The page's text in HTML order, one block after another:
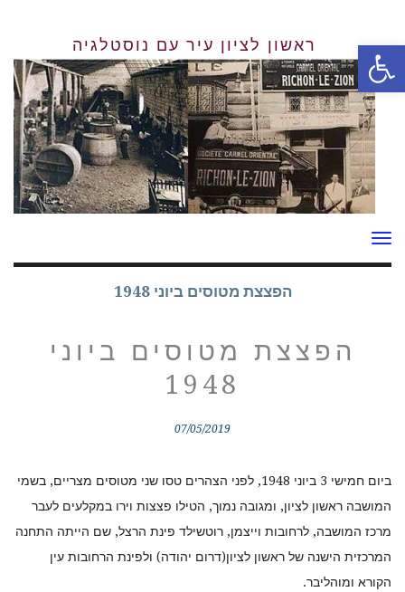
תפריט
הפצצת מטוסים ביוני 1948
הפצצת מטוסים ביוני
1948
07/05/2019
ביום חמישי 3 ביוני 1948, לפני הצהרים טסו שני מטוסים מצריים, בשמי
המושבה ראשון לציון, ומגובה נמוך, הטילו פצצות וירו במקלעים לעבר
מרכז המושבה, לרחובות וייצמן, רוטשילד פינת הרצל, שם הייתה התחנה
המרכזית הישנה של ראשון לציון(דרום יהודה) ולפינת הרחובות עין
הקורא ומוהליבר.
פתח סרגל נגישות